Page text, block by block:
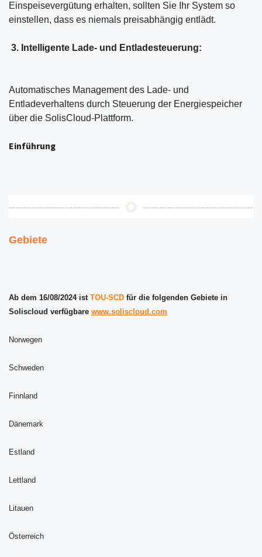
Einspeisevergütung erhalten, sollten Sie Ihr System so
einstellen, dass es niemals preisabhängig entlädt.
3. Intelligente Lade- und Entladesteuerung:
Automatisches Management des Lade- und
Entladeverhaltens durch Steuerung der Energiespeicher
über die SolisCloud-Plattform.
Einführung
Gebiete
Ab dem 16/08/2024 ist TOU-SCD für die folgenden Gebiete in
Soliscloud verfügbare www.soliscloud.com
Norwegen
Schweden
Finnland
Dänemark
Estland
Lettland
Litauen
Österreich